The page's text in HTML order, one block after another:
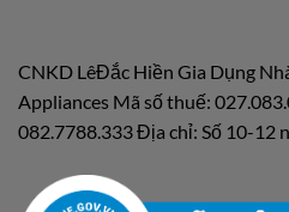
CNKD LêĐắc Hiền Gia Dụng
Appliances Mã số thuế:
082.7788.333 Địa chỉ: Số 10-12